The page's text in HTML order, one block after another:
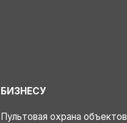
БИЗНЕСУ
Пультовая охрана объектов